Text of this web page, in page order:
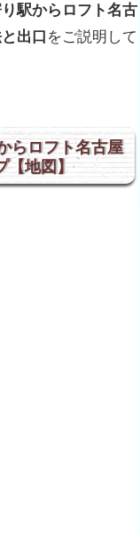
駅からロフト名古
出口 をご説明して
らロフト名古屋
【地図】